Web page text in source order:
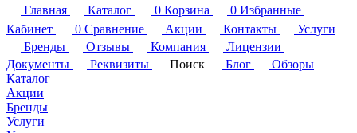
Главная
Каталог 0 Корзина 0 Избранные
Кабинет
0 Сравнение Акции Контакты
Услуги
Бренды
Отзывы Компания
Лицензии
Документы
Реквизиты Поиск Блог
Обзоры
Каталог
Акции
Бренды
Услуги